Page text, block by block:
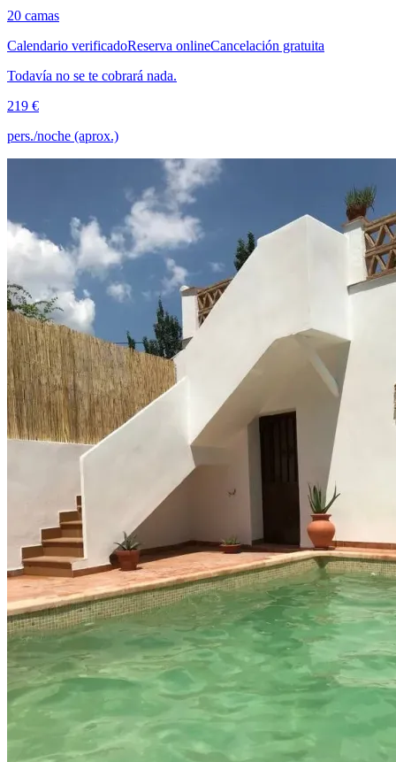
20 camas
Calendario verificadoReserva onlineCancelación gratuita
Todavía no se te cobrará nada.
219 €
pers./noche (aprox.)